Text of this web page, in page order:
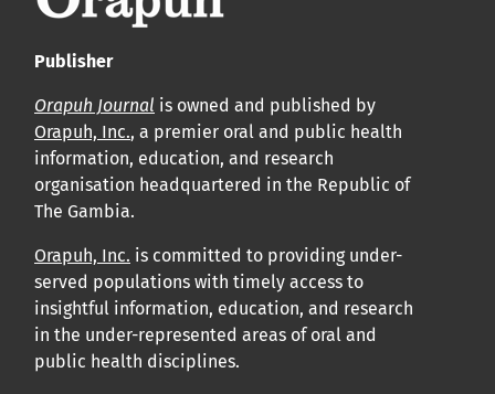
Publisher
Orapuh Journal is owned and published by
Orapuh, Inc., a premier oral and public health
information, education, and research
organisation headquartered in the Republic of
The Gambia.
Orapuh, Inc. is committed to providing under-
served populations with timely access to
insightful information, education, and research
in the under-represented areas of oral and
public health disciplines.